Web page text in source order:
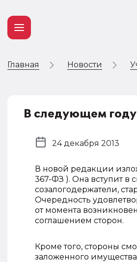
Главная Новости
В следующем
24 декабря 2013
В новой редакции
367-ФЗ ). Она вступит в
созалогодержатели,
Очередность
от момента
соглашением сторон.
Кроме того, стороны
заложенного
Учет и